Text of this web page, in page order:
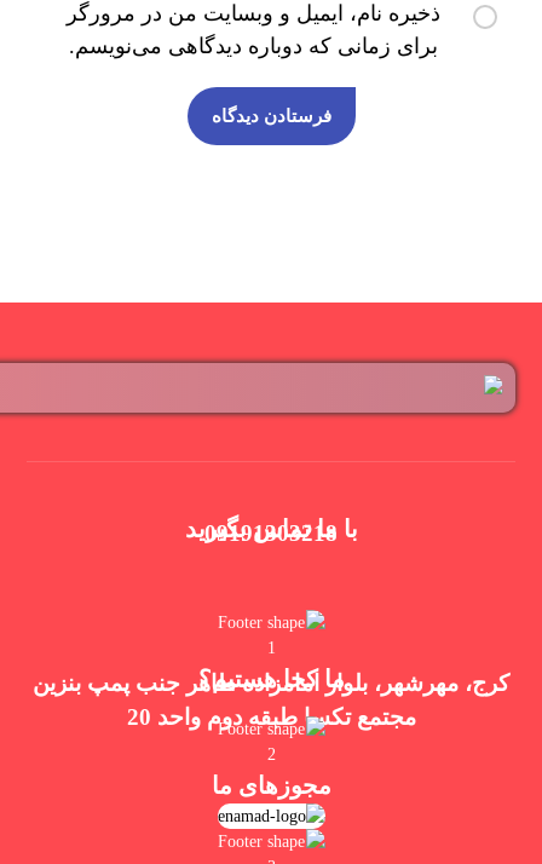
ذخیره نام، ایمیل و وبسایت من در مرورگر
برای زمانی که دوباره دیدگاهی می‌نویسم.
با ما تماس بگیرید
09191303218
ما کجا هستیم؟
کرج، مهرشهر، بلوار امامزاده طاهر جنب پمپ بنزین
مجتمع تکسا طبقه دوم واحد 20
مجوزهای ما